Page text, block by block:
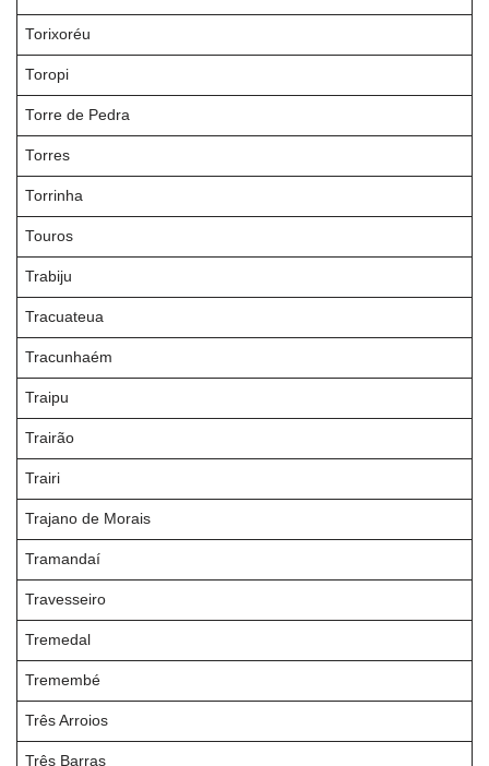
Torixoréu
Toropi
Torre de Pedra
Torres
Torrinha
Touros
Trabiju
Tracuateua
Tracunhaém
Traipu
Trairão
Trairi
Trajano de Morais
Tramandaí
Travesseiro
Tremedal
Tremembé
Três Arroios
Três Barras